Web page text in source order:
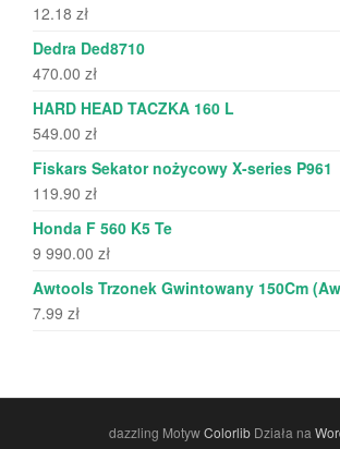
12.18 zł
Dedra Ded8710
470.00 zł
HARD HEAD TACZKA 160 L
549.00 zł
Fiskars Sekator nożycowy X-series P961
119.90 zł
Honda F 560 K5 Te
9 990.00 zł
Awtools Trzonek Gwintowany 150Cm
7.99 zł
dazzling MotywColorlibDziała na